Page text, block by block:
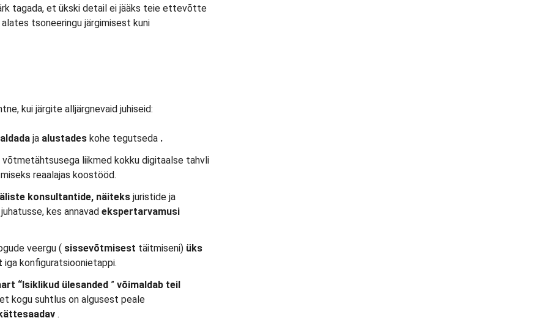
tagada, et ükski detail ei jääks teie ettevõtte
tsoneeringu järgimisest kuni
kui järgite alljärgnevaid juhiseid:
ja alustades kohe tegutseda .
võtmetähtsusega liikmed kokku digitaalse tahvli
reaalajas koostööd.
konsultantide, näiteks juristide ja
juhatusse, kes annavad ekspertarvamusi
veergu ( sissevõtmisest täitmiseni) üks
iga konfiguratsioonietappi.
“Isiklikud ülesanded ” võimaldab teil
kogu suhtlus on algusest peale
.